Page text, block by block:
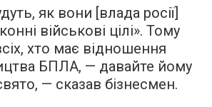
як вони [влада росії]
військові цілі». Тому
хто має відношення
БПЛА, — давайте йому
— сказав бізнесмен.